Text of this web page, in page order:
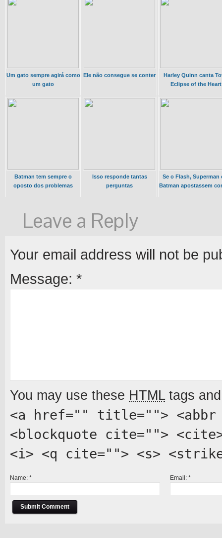
Um gato sempre agirá como
um gato
Ele não consegue se conter
Harley Quinn canta
Eclipse of the Heart
Batman tem sempre o
oposto dos problemas
Isso responde tantas
perguntas
Se o Flash, Superman
Batman apostassem
Leave a Reply
Your email address will not be
Message: *
You may use these HTMLtags
<a href="" title="">
<blockquote cite="">
<i> <q cite=""> <s>
Name: * Email:*